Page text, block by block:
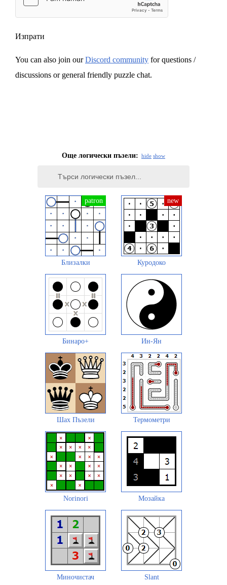
Изпрати
You can also join ourDiscord community for questions /
discussions or general friendly puzzle chat.
Още логически пъзели: hide show
Близалки Куродоко
Бинаро+ Ин-Ян
Шах Пъзели Термометри
Norinori Мозайка
Миночистач Slant